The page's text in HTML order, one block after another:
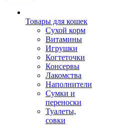
Товары для кошек
Cухой корм
Витамины
Игрушки
Когтеточки
Консервы
Лакомства
Наполнители
Сумки и
переноски
Туалеты,
совки